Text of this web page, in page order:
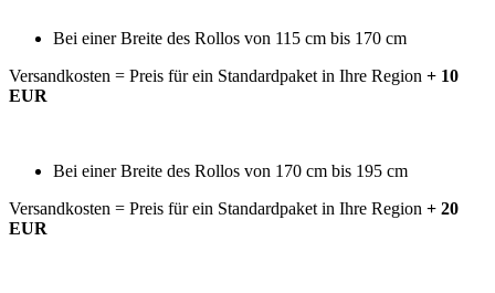
Bei einer Breite des Rollos von 115 cm bis 170 cm
Versandkosten = Preis für ein Standardpaket in Ihre Region + 10
EUR
Bei einer Breite des Rollos von 170 cm bis 195 cm
Versandkosten = Preis für ein Standardpaket in Ihre Region + 20
EUR